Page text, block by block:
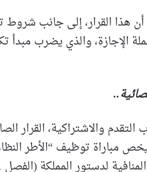
القرار، إلى جانب شروط
الإجازة، والذي يضرب
والاشتراكية، القرار
مباراة توظيف “الأطر